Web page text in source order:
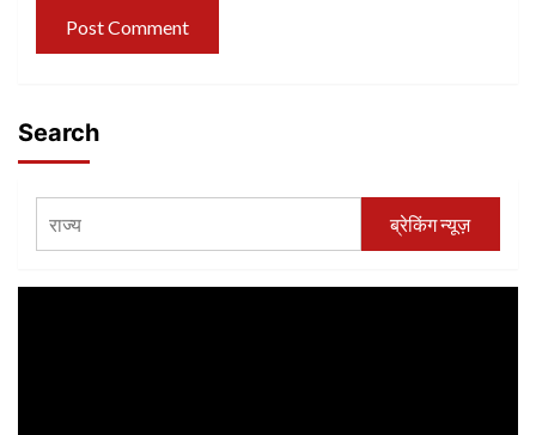
Search
ब्रेकिंग न्यूज़